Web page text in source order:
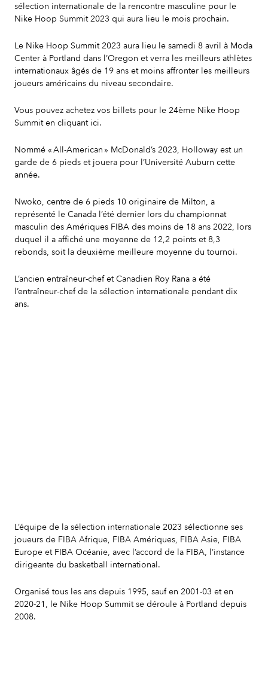
sélection internationale de la rencontre masculine pour le
Nike Hoop Summit 2023 qui aura lieu le mois prochain.
Le Nike Hoop Summit 2023 aura lieu le samedi 8 avril à Moda
Center à Portland dans l’Oregon et verra les meilleurs athlètes
internationaux âgés de 19 ans et moins affronter les meilleurs
joueurs américains du niveau secondaire.
Vous pouvez achetez vos billets pour le 24ème Nike Hoop
Summit en cliquant ici.
Nommé « All-American » McDonald’s 2023, Holloway est un
garde de 6 pieds et jouera pour l’Université Auburn cette
année.
Nwoko, centre de 6 pieds 10 originaire de Milton, a
représenté le Canada l’été dernier lors du championnat
masculin des Amériques FIBA des moins de 18 ans 2022, lors
duquel il a affiché une moyenne de 12,2 points et 8,3
rebonds, soit la deuxième meilleure moyenne du tournoi.
L’ancien entraîneur-chef et Canadien Roy Rana a été
l’entraîneur-chef de la sélection internationale pendant dix
ans.
L’équipe de la sélection internationale 2023 sélectionne ses
joueurs de FIBA Afrique, FIBA Amériques, FIBA Asie, FIBA
Europe et FIBA Océanie, avec l’accord de la FIBA, l’instance
dirigeante du basketball international.
Organisé tous les ans depuis 1995, sauf en 2001-03 et en
2020-21, le Nike Hoop Summit se déroule à Portland depuis
2008.